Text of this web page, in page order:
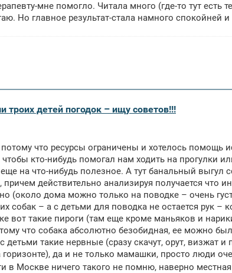
мне помогло. Читала много (где-то тут есть
Но главное результат-стала намного спокойней
детей погодок – ищу советов!!!
что ресурсы ограничены и хотелось помощь
кто-нибудь помогал нам ходить на прогулки
на что-нибудь полезное. А тут банальный выгул
причем действительно анализируя получается что
(около дома можно только на поводке – очень
собак – а с детьми для поводка не остается рук –
вот такие пироги (там еще кроме маньяков и
что собака абсолютно безобидная, ее можно
такие нервные (сразу скачут, орут, визжат и
горизонте), да и не только мамашки, просто люди
в Москве ничего такого не помню, наверно